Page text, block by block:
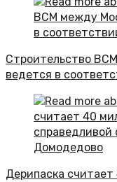
Строительство
ведется в
Дерипаска